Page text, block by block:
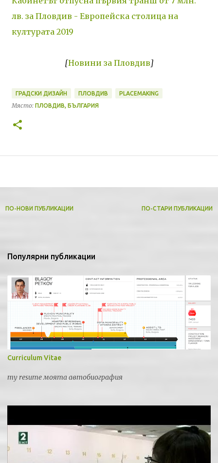
лв. за Пловдив - Европейска столица на
културата 2019
[Новини за Пловдив]
ГРАДСКИ ДИЗАЙН ПЛОВДИВ PLACEMAKING
Място: ПЛОВДИВ, БЪЛГАРИЯ
ПО-НОВИ ПУБЛИКАЦИИ ПО-СТАРИ ПУБЛИКАЦИИ
Популярни публикации
Curriculum Vitae
my resume моята автобиография